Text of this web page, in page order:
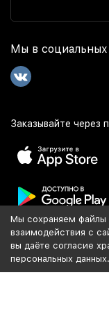
Мы в социальных
Заказывайте через
Популярное
Мы сохраняем файлы
взаимодействия с
вы даёте согласие
персональных данных.